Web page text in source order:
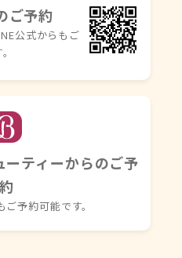
ご予約
公式からもご
ティーからのご予
約
予約可能です。